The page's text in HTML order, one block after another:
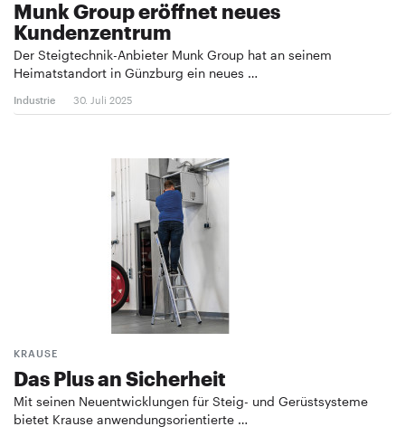
Munk Group eröffnet neues
Kundenzentrum
Der Steigtechnik-Anbieter Munk Group hat an seinem
Heimatstandort in Günzburg ein neues …
Industrie 30. Juli 2025
KRAUSE
Das Plus an Sicherheit
Mit seinen Neuentwicklungen für Steig- und Gerüstsysteme
bietet Krause anwendungsorientierte …